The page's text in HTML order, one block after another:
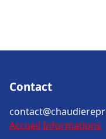
Contact
Accueil Informations